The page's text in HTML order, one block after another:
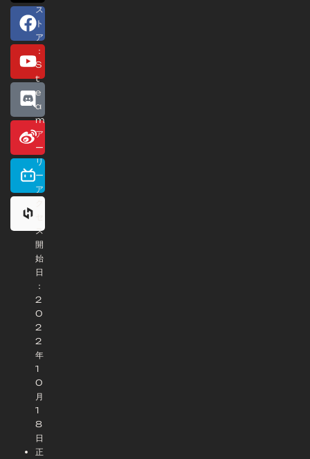
ス
ト
ア
：
S
t
e
a
m
ア
ー
リ
ー
ア
ス
開
始
日
：
2
0
2
2
年
1
0
月
1
8
日
正